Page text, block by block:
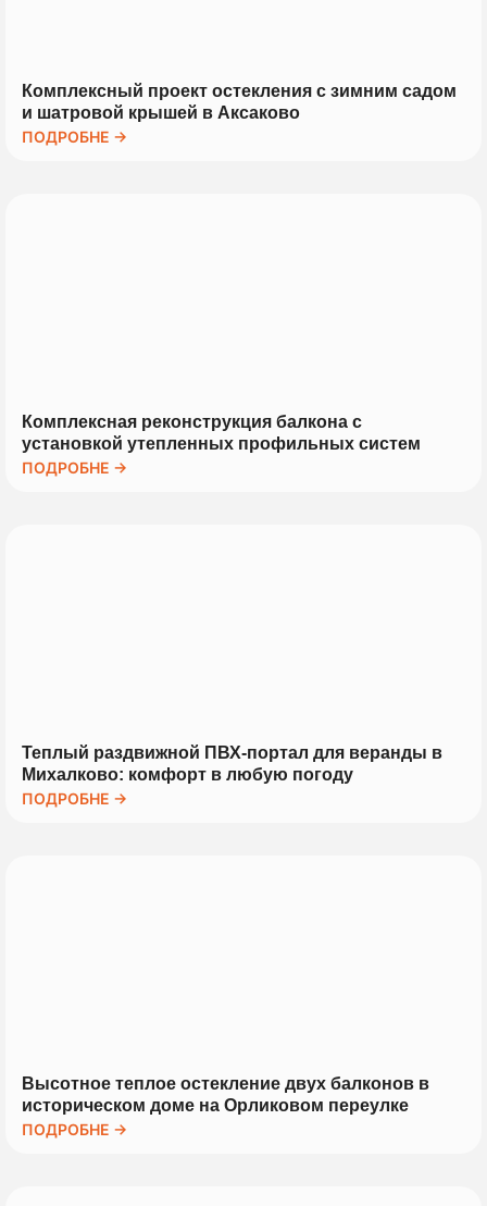
Комплексный проект остекления с зимним садом
и шатровой крышей в Аксаково
ПОДРОБНЕ →
Комплексная реконструкция балкона с
установкой утепленных профильных систем
ПОДРОБНЕ →
Теплый раздвижной ПВХ-портал для веранды в
Михалково: комфорт в любую погоду
ПОДРОБНЕ →
Высотное теплое остекление двух балконов в
историческом доме на Орликовом переулке
ПОДРОБНЕ →